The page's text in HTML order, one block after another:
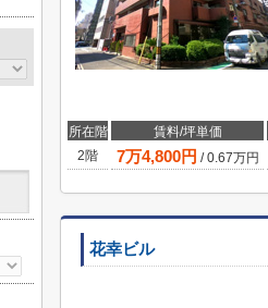
所在階 賃料/坪単価
2階
7万4,800円 /0.67万円
花幸ビル